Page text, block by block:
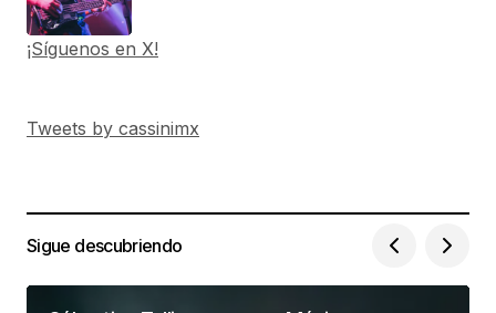
¡Síguenos en X!
Tweets by cassinimx
Sigue descubriendo